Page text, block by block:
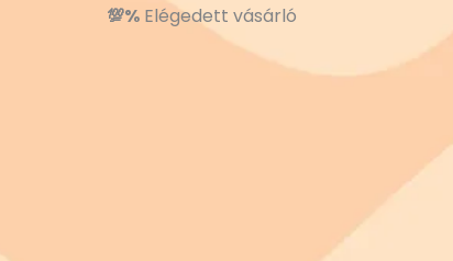
💯% Elégedett vásárló